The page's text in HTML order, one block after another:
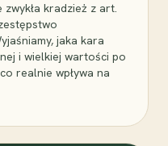
kradzież z art.
jaka kara
i wielkiej wartości po
realnie wpływa na